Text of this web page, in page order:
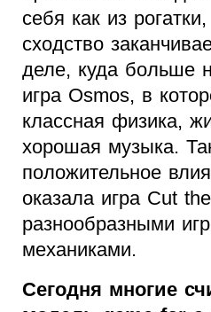
себя как из
сходство
деле, куда больше
игра Osmos, в
классная физика,
хорошая музыка.
положительное
оказала игра Cut
разнообразными
механиками.
Сегодня многие